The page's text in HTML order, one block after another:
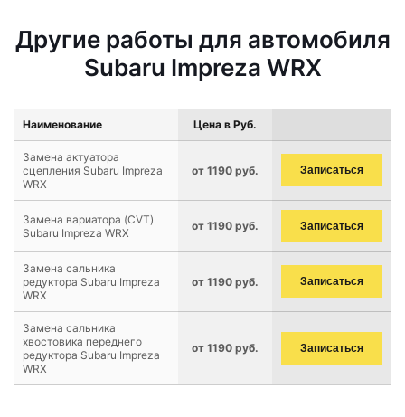
Другие работы для автомобиля
Subaru Impreza WRX
Наименование Цена в Руб.
Замена актуатора
сцепления Subaru Impreza
WRX
от 1190 руб. Записаться
Замена вариатора (CVT)
Subaru Impreza WRX
от 1190 руб. Записаться
Замена сальника
редуктора Subaru Impreza
WRX
от 1190 руб. Записаться
Замена сальника
хвостовика переднего
редуктора Subaru Impreza
WRX
от 1190 руб. Записаться